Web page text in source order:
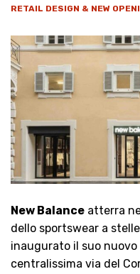
RETAIL DESIGN & NEW
New Balance atterra
dello sportswear a
inaugurato il suo
centralissima via del